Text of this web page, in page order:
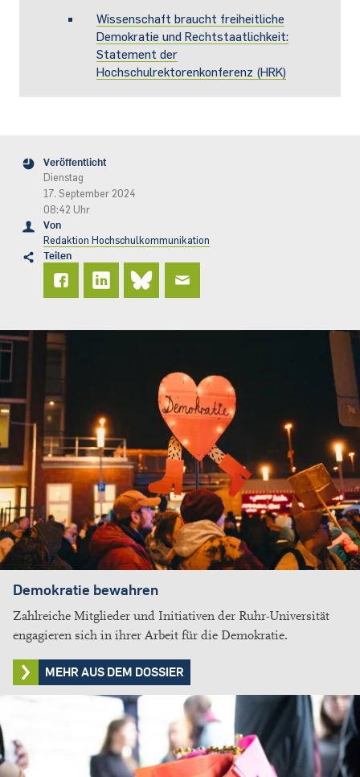
Wissenschaft braucht freiheitliche
Demokratie und Rechtstaatlichkeit:
Statement der
Hochschulrektorenkonferenz (HRK)
Veröffentlicht
Dienstag
17. September 2024
08:42 Uhr
Von
Redaktion Hochschulkommunikation
Teilen
Demokratie bewahren
Zahlreiche Mitglieder und Initiativen der Ruhr-Universität
engagieren sich in ihrer Arbeit für die Demokratie.
MEHR AUS DEM DOSSIER